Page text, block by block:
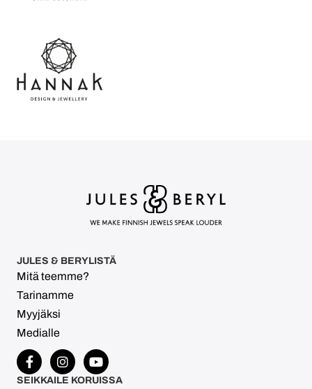
JULES & BERYLISTÄ
Mitä teemme?
Tarinamme
Myyjäksi
Medialle
SEIKKAILE KORUISSA